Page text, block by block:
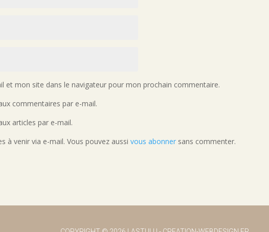
et mon site dans le navigateur pour mon prochain commentaire.
commentaires par e-mail.
articles par e-mail.
à venir via e-mail. Vous pouvez aussivous abonner sans commenter.